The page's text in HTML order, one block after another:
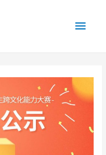
主
单